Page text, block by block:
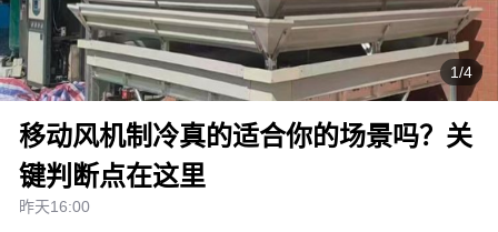
1/4
移动风机制冷真的适合你的场景吗？关
键判断点在这里
昨天16:00